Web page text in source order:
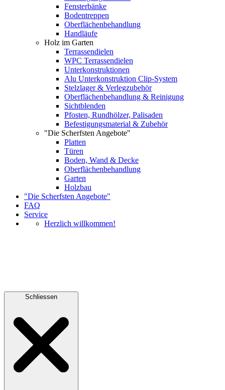
Fensterbänke
Bodentreppen
Oberflächenbehandlung
Handläufe
Holz im Garten
Terrassendielen
WPC Terrassendielen
Unterkonstruktionen
Alu Unterkonstruktion Clip-System
Stelzlager & Verlegzubehör
Oberflächenbehandlung & Reinigung
Sichtblenden
Pfosten, Rundhölzer, Palisaden
Befestigungsmaterial & Zubehör
"Die Scherfsten Angebote"
Platten
Türen
Boden, Wand & Decke
Oberflächenbehandlung
Garten
Holzbau
"Die Scherfsten Angebote"
FAQ
Service
Herzlich willkommen!
Schliessen